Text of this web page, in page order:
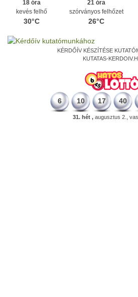
18 óra
kevés felhő
30°C
21 óra
szórványos felhőzet
26°C
KÉRDŐÍV KÉSZÍTÉSE
KUTATAS-
6 10 17 40
31. hét ,augusztus 2.,